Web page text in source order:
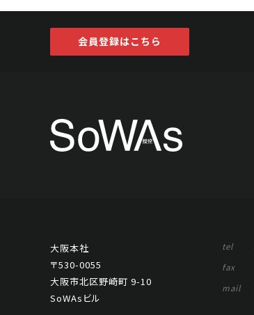
会員登録はこちら
大阪本社
〒530-0055
大阪市北区野崎町 9-10
SoWAsビル
tel
fax
mail